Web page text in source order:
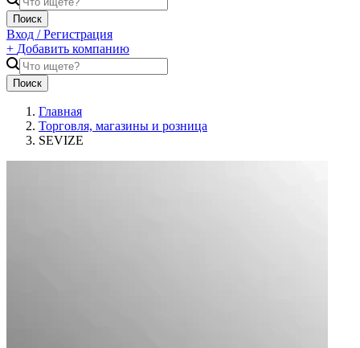
Поиск
Вход / Регистрация
+ Добавить компанию
Поиск
Главная
Торговля, магазины и розница
SEVIZE